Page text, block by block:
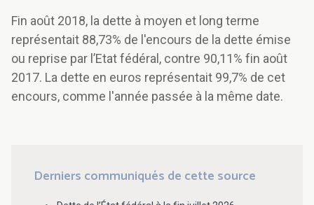
Fin août 2018, la dette à moyen et long terme
représentait 88,73% de l'encours de la dette émise
ou reprise par l’Etat fédéral, contre 90,11% fin août
2017. La dette en euros représentait 99,7% de cet
encours, comme l'année passée à la même date.
Derniers communiqués de cette source